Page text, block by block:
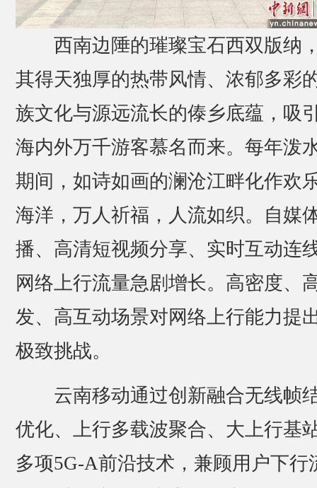
西南边陲的璀璨宝石西双版纳
其得天独厚的热带风情、浓郁多彩
族文化与源远流长的傣乡底蕴，吸
海内外万千游客慕名而来。每年泼
期间，如诗如画的澜沧江畔化作欢
海洋，万人祈福，人流如织。自媒
播、高清短视频分享、实时互动连
网络上行流量急剧增长。高密度、
发、高互动场景对网络上行能力提
极致挑战。
云南移动通过创新融合无线帧
优化、上行多载波聚合、大上行基
多项5G-A前沿技术，兼顾用户下行